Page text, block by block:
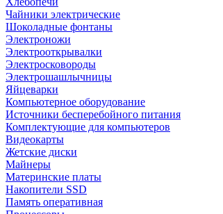
Чайники электрические
Шоколадные фонтаны
Электроножи
Электрооткрывалки
Электросковороды
Электрошашлычницы
Яйцеварки
Компьютерное оборудование
Источники бесперебойного питания
Комплектующие для компьютеров
Видеокарты
Жетские диски
Майнеры
Материнские платы
Накопители SSD
Память оперативная